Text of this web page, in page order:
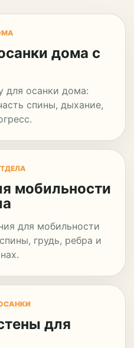
дома с
для осанки дома:
спины, дыхание,
мобильности
для мобильности
грудь, ребра и
для